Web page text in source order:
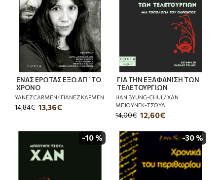
ΕΝΑΣ ΕΡΩΤΑΣ ΕΞΩ ΑΠ΄ΤΟ
ΧΡΟΝΟ
YANEZ CARMEN/ ΓΙΑΝΕΖ ΚΑΡΜΕΝ
13,36€
14,84€
ΓΙΑ ΤΗΝ ΕΞΑΦΑΝΙΣΗ ΤΩΝ
ΤΕΛΕΤΟΥΡΓΙΩΝ
HAN BYUNG-CHUL/ ΧΑΝ
MΠΙΟΥΝΓΚ-ΤΣΟΥΛ
12,60€
14,00€
-10 % -30 %